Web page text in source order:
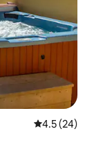
平均评分
4.5 (24)